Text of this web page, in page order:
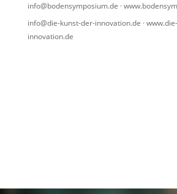
info@bodensymposium.de ·
info@die-kunst-der-innovation.de ·
innovation.de